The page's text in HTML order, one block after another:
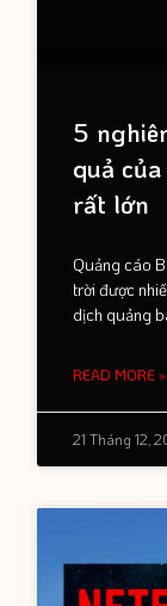
5
quả
rất lớn
Quảng cáo
trời được
dịch quảng
READ MORE »
21 Tháng 12,